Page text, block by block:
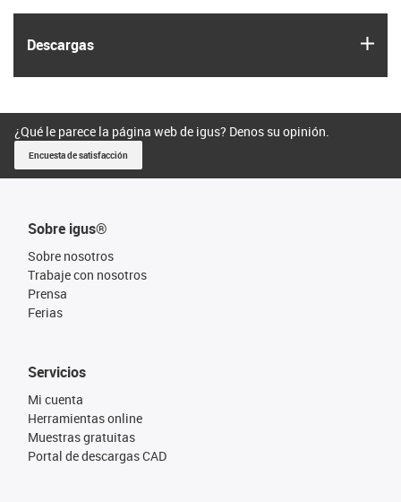
Descargas
¿Qué le parece la página web de igus? Denos su opinión.
Encuesta de satisfacción
Sobre igus®
Sobre nosotros
Trabaje con nosotros
Prensa
Ferias
Servicios
Mi cuenta
Herramientas online
Muestras gratuitas
Portal de descargas CAD